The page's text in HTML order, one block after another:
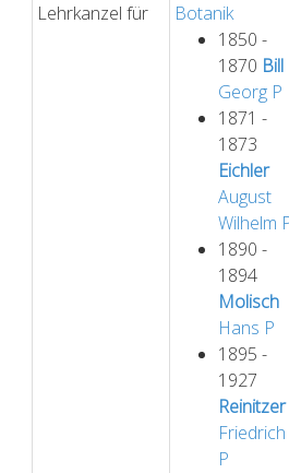
Lehrkanzel für
Botanik
1850 -
1870 Bill
Georg P
1871 -
1873
Eichler
August
Wilhelm
1890 -
1894
Molisch
Hans P
1895 -
1927
Reinitzer
Friedrich
P